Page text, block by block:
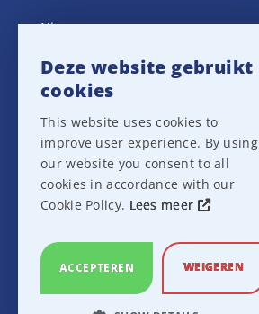
Nieuws
Training Events
Privacy verklaring
Disclaimer
Deze website gebruikt
cookies
This website uses cookies to
improve user experience. By using
our website you consent to all
cookies in accordance with our
Cookie Policy. Lees meer
ACCEPTEREN WEIGEREN